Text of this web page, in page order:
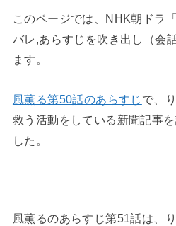
このページでは、NHK朝ドラ
バレ,あらすじを吹き出し（会
ます。
風薫る第50話のあらすじ で、
救う活動をしている新聞記事
した。
風薫るのあらすじ第51話は、